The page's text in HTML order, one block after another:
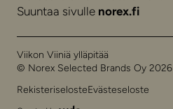
Suuntaa sivulle norex.fi
Viikon Viiniä ylläpitää
© Norex Selected Brands Oy 2026
RekisteriselosteEvästeseloste